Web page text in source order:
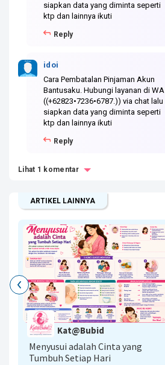
siapkan data yang diminta seperti
ktp dan lainnya ikuti
Reply
idoi
Cara Pembatalan Pinjaman Akun
Bantusaku. Hubungi layanan di WA
((+62823•7236•6787.)) via chat lalu
siapkan data yang diminta seperti
ktp dan lainnya ikuti
Reply
Lihat 1 komentar
ARTIKEL LAINNYA
Kat@Bubid
Menyusui adalah Cinta yang
Tumbuh Setiap Hari